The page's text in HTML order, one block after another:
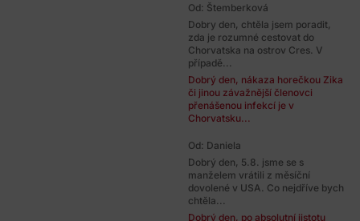
Od: Štemberková
Dobry den, chtěla jsem poradit,
zda je rozumné cestovat do
Chorvatska na ostrov Cres. V
případě...
Dobrý den, nákaza horečkou Zika
či jinou závažnější členovci
přenášenou infekcí je v
Chorvatsku...
Od: Daniela
Dobrý den, 5.8. jsme se s
manželem vrátili z měsíční
dovolené v USA. Co nejdříve bych
chtěla...
Dobrý den, po absolutní jistotu